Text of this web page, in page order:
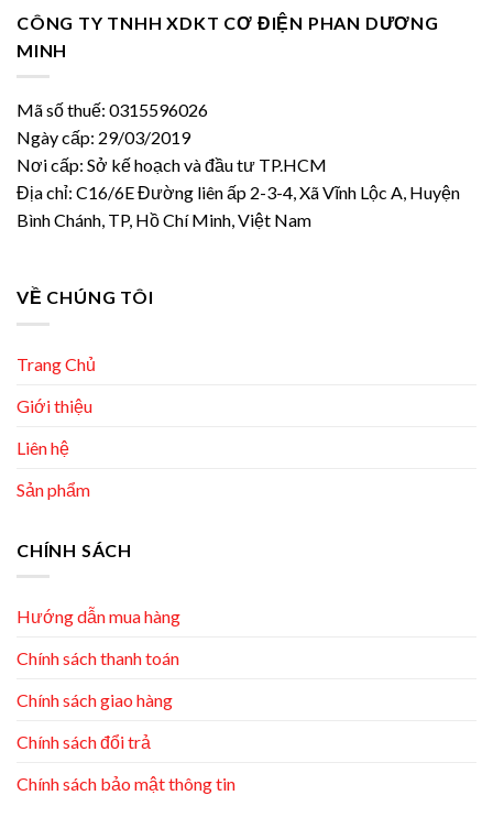
CÔNG TY TNHH XDKT CƠ ĐIỆN PHAN DƯƠNG
MINH
Mã số thuế: 0315596026
Ngày cấp: 29/03/2019
Nơi cấp: Sở kế hoạch và đầu tư TP.HCM
Địa chỉ: C16/6E Đường liên ấp 2-3-4, Xã Vĩnh Lộc A, Huyện
Bình Chánh, TP, Hồ Chí Minh, Việt Nam
VỀ CHÚNG TÔI
Trang Chủ
Giới thiệu
Liên hệ
Sản phẩm
CHÍNH SÁCH
Hướng dẫn mua hàng
Chính sách thanh toán
Chính sách giao hàng
Chính sách đổi trả
Chính sách bảo mật thông tin